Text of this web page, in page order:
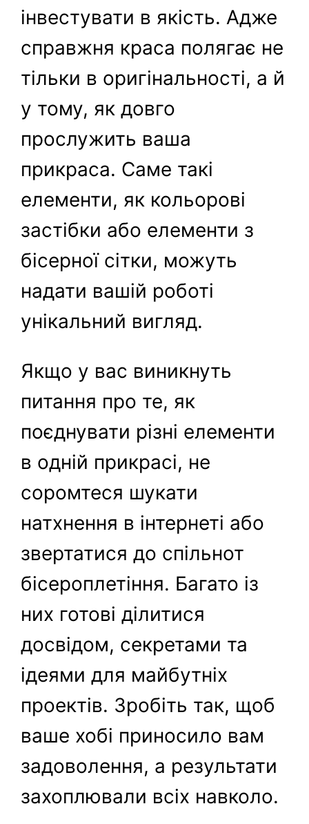
інвестувати в якість. Адже
справжня краса полягає не
тільки в оригінальності, а й
у тому, як довго
прослужить ваша
прикраса. Саме такі
елементи, як кольорові
застібки або елементи з
бісерної сітки, можуть
надати вашій роботі
унікальний вигляд.
Якщо у вас виникнуть
питання про те, як
поєднувати різні елементи
в одній прикрасі, не
соромтеся шукати
натхнення в інтернеті або
звертатися до спільнот
бісероплетіння. Багато із
них готові ділитися
досвідом, секретами та
ідеями для майбутніх
проектів. Зробіть так, щоб
ваше хобі приносило вам
задоволення, а результати
захоплювали всіх навколо.